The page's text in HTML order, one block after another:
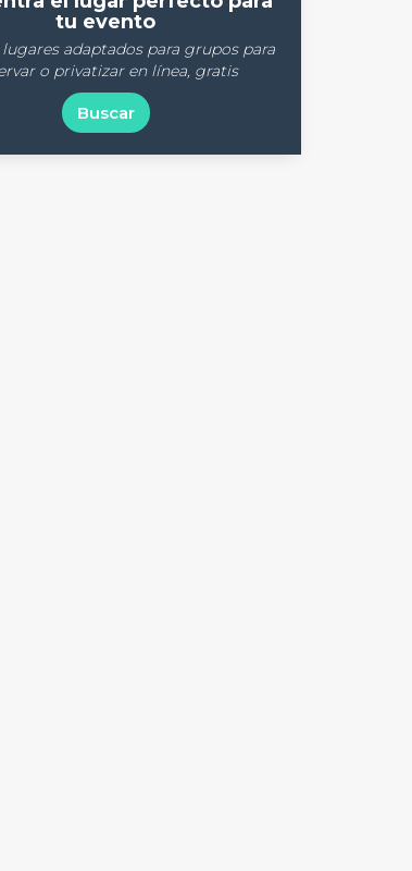
tu evento
adaptados para grupos para
o privatizar en línea, gratis
Buscar